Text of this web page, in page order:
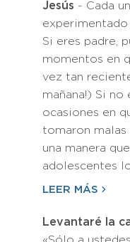
Jesús - Cada
experimentado
Si eres padre,
momentos en
vez tan
mañana!) Si
ocasiones en
tomaron
una manera
adolescentes
LEER MÁS
Levantaré la